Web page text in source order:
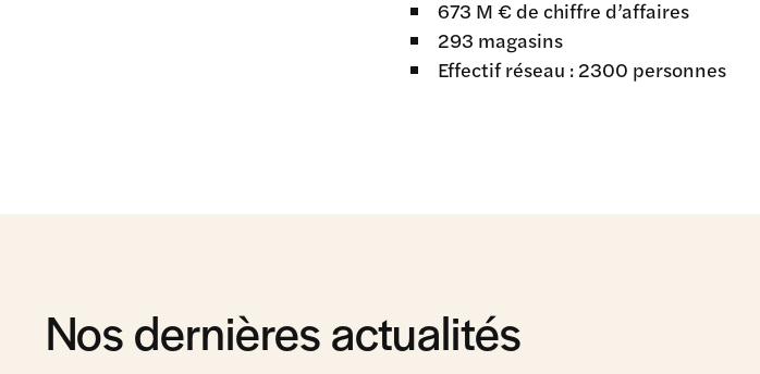
673 M € de chiffre d’affaires
293 magasins
Effectif réseau : 2300 personnes
Nos dernières actualités